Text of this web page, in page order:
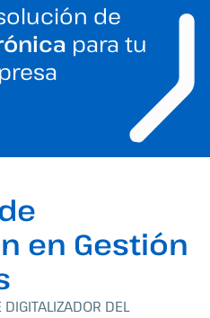
de
para tu
en Gestión
DEL